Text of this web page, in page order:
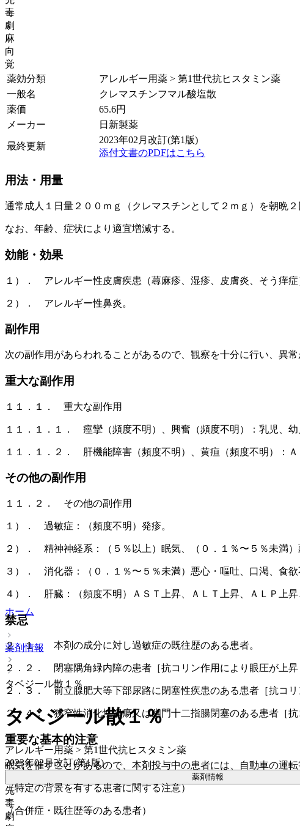
毒
劇
麻
向
覚
薬効分類
アレルギー用薬 > 第1世代抗ヒスタミン薬
一般名
クレマスチンフマル酸塩散
薬価
65.6円
メーカー
日新製薬
最終更新
2023年02月改訂(第1版)
添付文書のPDFはこちら
用法・用量
通常成人１日量２００ｍｇ（クレマスチンとして２ｍｇ）を朝晩２
なお、年齢、症状により適宜増減する。
効能・効果
１）． アレルギー性皮膚疾患（蕁麻疹、湿疹、皮膚炎、そう痒症
２）． アレルギー性鼻炎。
副作用
次の副作用があらわれることがあるので、観察を十分に行い、異
重大な副作用
１１．１． 重大な副作用
１１．１．１． 痙攣（頻度不明）、興奮（頻度不明）：乳児、
１１．１．２． 肝機能障害（頻度不明）、黄疸（頻度不明）：
その他の副作用
１１．２． その他の副作用
１）． 過敏症：（頻度不明）発疹。
２）． 精神神経系：（５％以上）眠気、（０．１％〜５％未満）
３）． 消化器：（０．１％〜５％未満）悪心・嘔吐、口渇、食欲
４）． 肝臓：（頻度不明）ＡＳＴ上昇、ＡＬＴ上昇、ＡＬＰ上昇
禁忌
２．１． 本剤の成分に対し過敏症の既往歴のある患者。
２．２． 閉塞隅角緑内障の患者［抗コリン作用により眼圧が上昇
２．３． 前立腺肥大等下部尿路に閉塞性疾患のある患者［抗コリ
２．４． 狭窄性消化性潰瘍又は幽門十二指腸閉塞のある患者［
重要な基本的注意
眠気を催すことがあるので、本剤投与中の患者には、自動車の運
（特定の背景を有する患者に関する注意）
（合併症・既往歴等のある患者）
ホーム
薬剤情報
タベジール散１％
タベジール散１％
アレルギー用薬 > 第1世代抗ヒスタミン薬
2023年02月改訂(第1版)
薬剤情報
先
毒
劇